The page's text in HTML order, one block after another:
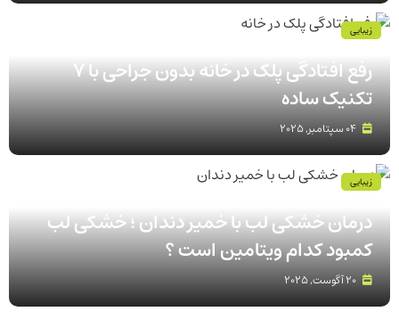
رفع افتادگی پلک در خانه بدون جراحی با 7
تکنیک ساده
04 سپتامبر, 2025
زیبایی
درمان خشکی لب با خمیر دندان ؛ خشکی لب
کمبود کدام ویتامین است ؟
20 آگوست, 2025
زیبایی